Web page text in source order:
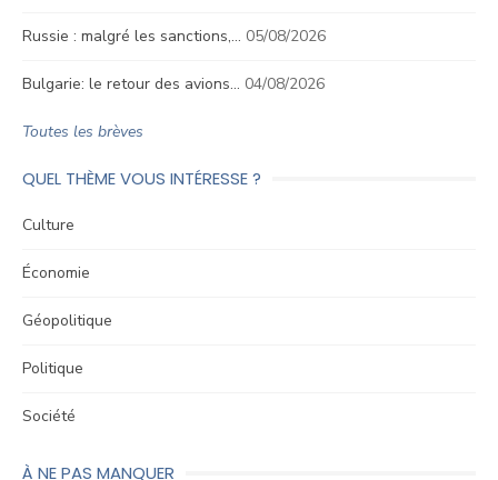
Russie : malgré les sanctions,… 05/08/2026
Bulgarie: le retour des avions… 04/08/2026
Toutes les brèves
QUEL THÈME VOUS INTÉRESSE ?
Culture
Économie
Géopolitique
Politique
Société
À NE PAS MANQUER